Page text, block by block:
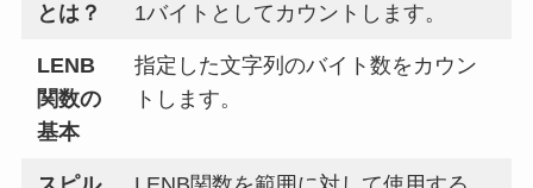
とは？
1バイト としてカウントします。
LENB
関数の
基本
指定した文字列のバイト数をカウン
ト します。